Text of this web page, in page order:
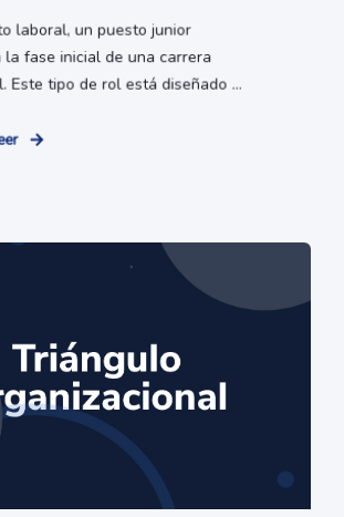
laboral, un puesto junior
la fase inicial de una carrera
Este tipo de rol está diseñado ...